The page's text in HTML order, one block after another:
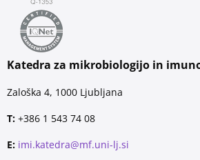
Katedra za mikrobiologijo in
Zaloška 4, 1000 Ljubljana
T: +386 1 543 74 08
E: imi.katedra@mf.uni-lj.si